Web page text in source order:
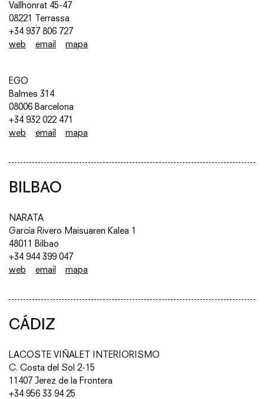
Vallhonrat 45-47
08221 Terrassa
+34 937 806 727
web
email mapa
EGO
Balmes 314
08006 Barcelona
+34 932 022 471
web
email mapa
BILBAO
NARATA
García Rivero Maisuaren Kalea 1
48011 Bilbao
+34 944 399 047
web
email mapa
CÁDIZ
LACOSTE VIÑALET INTERIORISMO
C. Costa del Sol 2-15
11407 Jerez de la Frontera
+34 956 33 94 25